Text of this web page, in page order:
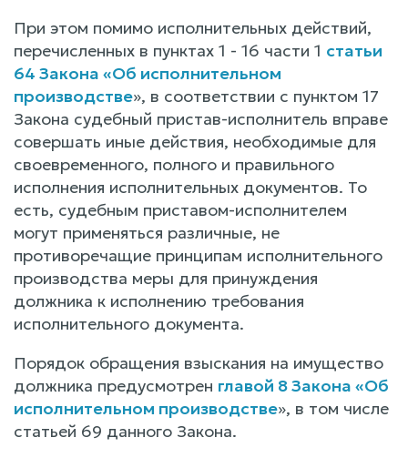
При этом помимо исполнительных действий,
перечисленных в пунктах 1 - 16 части 1 статьи
64 Закона «Об исполнительном
производстве», в соответствии с пунктом 17
Закона судебный пристав-исполнитель вправе
совершать иные действия, необходимые для
своевременного, полного и правильного
исполнения исполнительных документов. То
есть, судебным приставом-исполнителем
могут применяться различные, не
противоречащие принципам исполнительного
производства меры для принуждения
должника к исполнению требования
исполнительного документа.
Порядок обращения взыскания на имущество
должника предусмотрен главой 8 Закона «Об
исполнительном производстве», в том числе
статьей 69 данного Закона.